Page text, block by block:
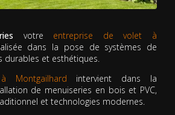
votre entreprise de volet à
dans la pose de systèmes de
durables et esthétiques.
Montgailhard intervient dans la
de menuiseries en bois et PVC,
et technologies modernes.